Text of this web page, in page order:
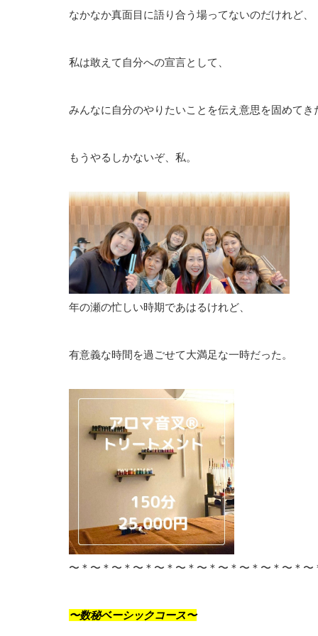
なかなか真面目に語り合う場ってないのだけれど、
私は敢えて自分への宣言として、
みんなに自分のやりたいことを伝え意思を固めてき
もうやるしかないぞ、私。
年の瀬の忙しい時期であはるけれど、
有意義な時間を過ごせて大満足な一時だった。
〜＊〜＊〜＊〜＊〜＊〜＊〜＊〜＊〜＊〜＊〜＊〜
〜数秘ベーシックコース〜